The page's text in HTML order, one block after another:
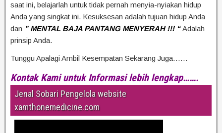
saat ini, belajarlah untuk tidak pernah menyia-nyiakan hidup
Anda yang singkat ini. Kesuksesan adalah tujuan hidup Anda
dan ” MENTAL BAJA PANTANG MENYERAH !!! “ Adalah
prinsip Anda.
Tunggu Apalagi Ambil Kesempatan Sekarang Juga……
Kontak Kami untuk Informasi lebih lengkap…….
Jenal Sobari Pengelola website
xamthonemedicine.com